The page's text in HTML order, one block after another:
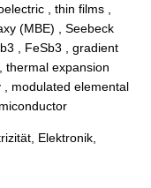
, thin films ,
(MBE) , Seebeck
, FeSb3 , gradient
thermal expansion
modulated elemental
Elektronik,